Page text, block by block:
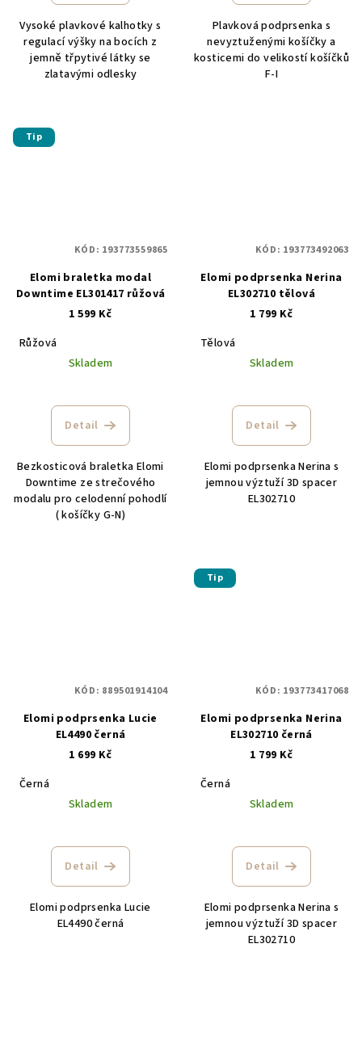
Vysoké plavkové kalhotky s
regulací výšky na bocích z
jemně třpytivé látky se
zlatavými odlesky
Plavková podprsenka s
nevyztuženými košíčky a
kosticemi do velikostí košíčků
F-I
Tip
Elomi braletka modal
Downtime EL301417 růžová
1 599 Kč
Růžová
Skladem
Detail
Bezkosticová braletka Elomi
Downtime ze strečového
modalu pro celodenní pohodlí
( košíčky G-N)
KÓD: 193773559865
Elomi podprsenka Nerina
EL302710 tělová
1 799 Kč
Tělová
Skladem
Detail
Elomi podprsenka Nerina s
jemnou výztuží 3D spacer
EL302710
KÓD: 193773492063
Elomi podprsenka Lucie
EL4490 černá
1 699 Kč
Černá
Skladem
Detail
Elomi podprsenka Lucie
EL4490 černá
KÓD: 889501914104
Tip
Elomi podprsenka Nerina
EL302710 černá
1 799 Kč
Černá
Skladem
Detail
Elomi podprsenka Nerina s
jemnou výztuží 3D spacer
EL302710
KÓD: 193773417068